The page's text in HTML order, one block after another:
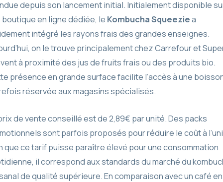
depuis son lancement initial. Initialement disponible
boutique en ligne dédiée, le Kombucha Squeeziea
intégré les rayons frais des grandes enseignes.
on le trouve principalement chez Carrefour et
à proximité des jus de fruits frais ou des produits bio.
présence en grande surface facilite l’accès à une
réservée aux magasins spécialisés.
de vente conseillé est de 2,89€ par unité. Des packs
sont parfois proposés pour réduire le coût à
que ce tarif puisse paraître élevé pour une consommation
il correspond aux standards du marché du
de qualité supérieure. En comparaison avec un café en